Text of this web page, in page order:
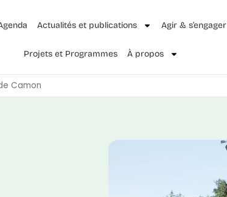
Actualités et publications Agir & s’engager
Projets et Programmes À propos
Camon